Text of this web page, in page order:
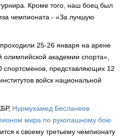
Кроме того, наш боец был
чемпионата - «За лучшую
25-26 января на арене
олимпийской академии спорта»,
спортсменов, представляющих 12
войск национальной
Нурмухамед Бесланеев
мира по рукопашному бою
к своему третьему чемпионату